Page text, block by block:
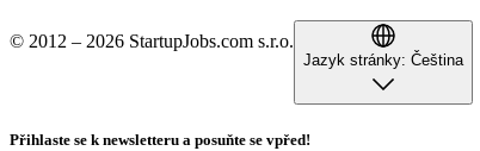
© 2012 – 2026 StartupJobs.com s.r.o.
Jazyk stránky: Čeština
Přihlaste se k newsletteru a posuňte se vpřed!